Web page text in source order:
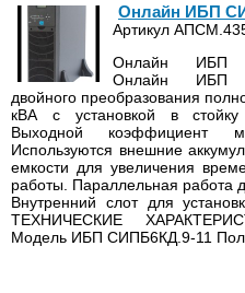
Онлайн ИБП
Артикул
Онлайн ИБП
Онлайн ИБП
двойного преобразования
кВА с установкой в
Выходной коэффициент
Используются внешние
емкости для увеличения
работы. Параллельная работа
Внутренний слот для
ТЕХНИЧЕСКИЕ
Модель ИБП СИПБ6КД.9-11